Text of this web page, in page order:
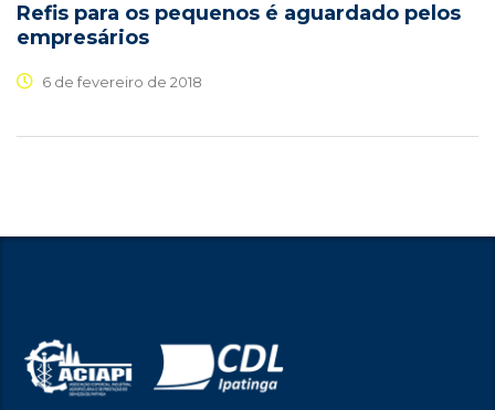
Refis para os pequenos é aguardado pelos
empresários
6 de fevereiro de 2018